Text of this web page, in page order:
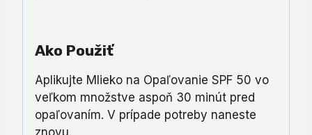
Ako Použiť
Aplikujte Mlieko na Opaľovanie SPF 50 vo
veľkom množstve aspoň 30 minút pred
opaľovaním. V prípade potreby naneste